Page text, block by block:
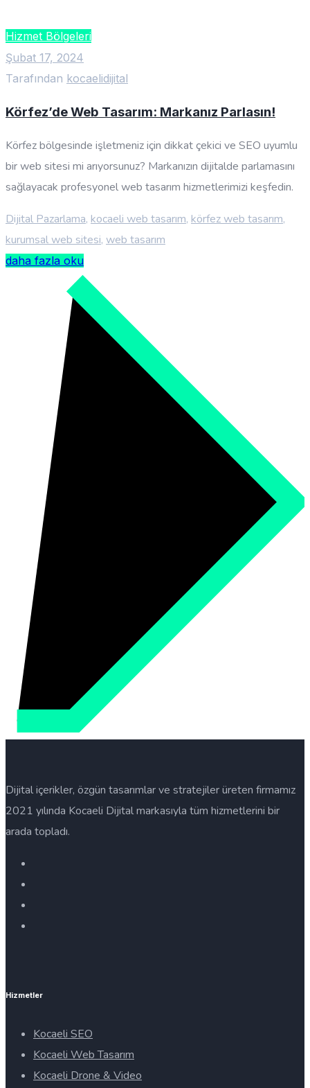
Hizmet Bölgeleri
Şubat 17, 2024
Tarafından kocaelidijital
Körfez’de Web Tasarım: Markanız Parlasın!
Körfez bölgesinde işletmeniz için dikkat çekici ve SEO uyumlu
bir web sitesi mi arıyorsunuz? Markanızın dijitalde parlamasını
sağlayacak profesyonel web tasarım hizmetlerimizi keşfedin.
Dijital Pazarlama, kocaeli web tasarım, körfez web tasarım,
kurumsal web sitesi, web tasarım
daha fazla oku
Dijital içerikler, özgün tasarımlar ve stratejiler üreten firmamız
2021 yılında Kocaeli Dijital markasıyla tüm hizmetlerini bir
arada topladı.
Hizmetler
Kocaeli SEO
Kocaeli Web Tasarım
Kocaeli Drone & Video